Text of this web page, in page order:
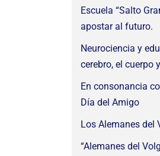
Escuela “Salto
apostar al futuro.
Neurociencia y
cerebro, el cuerpo
En consonancia
Día del Amigo
Los Alemanes del
“Alemanes del